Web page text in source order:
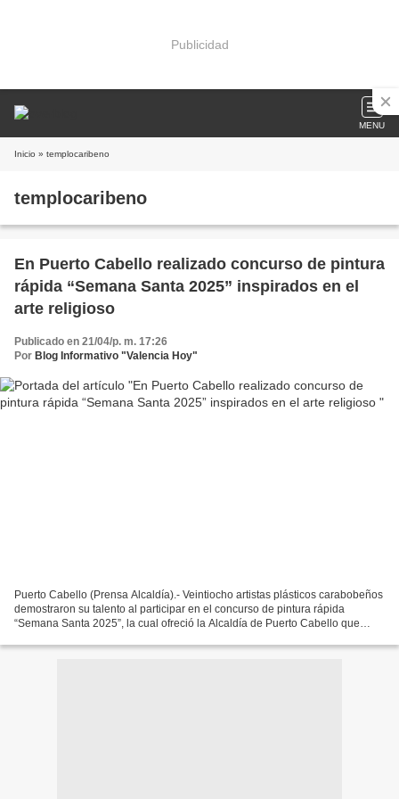
Publicidad
MENU
Inicio » templocaribeno
templocaribeno
En Puerto Cabello realizado concurso de pintura
rápida “Semana Santa 2025” inspirados en el
arte religioso
Publicado en 21/04/p. m. 17:26
Por Blog Informativo "Valencia Hoy"
Puerto Cabello (Prensa Alcaldía).- Veintiocho artistas plásticos carabobeños
demostraron su talento al participar en el concurso de pintura rápida
“Semana Santa 2025”, la cual ofreció la Alcaldía de Puerto Cabello que